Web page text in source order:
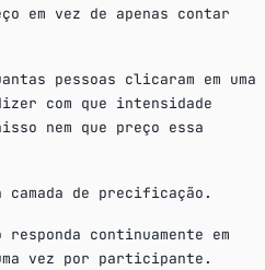
em vez de apenas contar
pessoas clicaram em uma
com que intensidade
nem que preço essa
camada de precificação.
continuamente em
vez por participante.